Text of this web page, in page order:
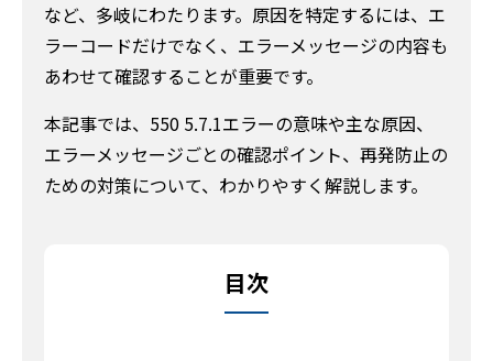
など、多岐にわたります。原因を特定するには、エ
ラーコードだけでなく、エラーメッセージの内容も
あわせて確認することが重要です。
本記事では、550 5.7.1エラーの意味や主な原因、
エラーメッセージごとの確認ポイント、再発防止の
ための対策について、わかりやすく解説します。
目次